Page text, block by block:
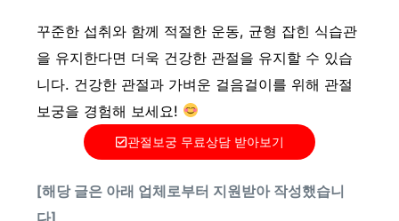
꾸준한 섭취와 함께 적절한 운동, 균형 잡힌 식습관
을 유지한다면 더욱 건강한 관절을 유지할 수 있습
니다. 건강한 관절과 가벼운 걸음걸이를 위해 관절
보궁을 경험해 보세요!
관절보궁 무료상담 받아보기
[해당 글은 아래 업체로부터 지원받아 작성했습니
다]